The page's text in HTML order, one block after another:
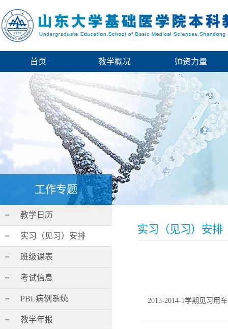
首页 教学概况 师资力量
工作专题
教学日历
实习（见习）安排
班级课表
考试信息
PBL病例系统
教学年报
实习（见习）安排
2013-2014-1学期见习用车